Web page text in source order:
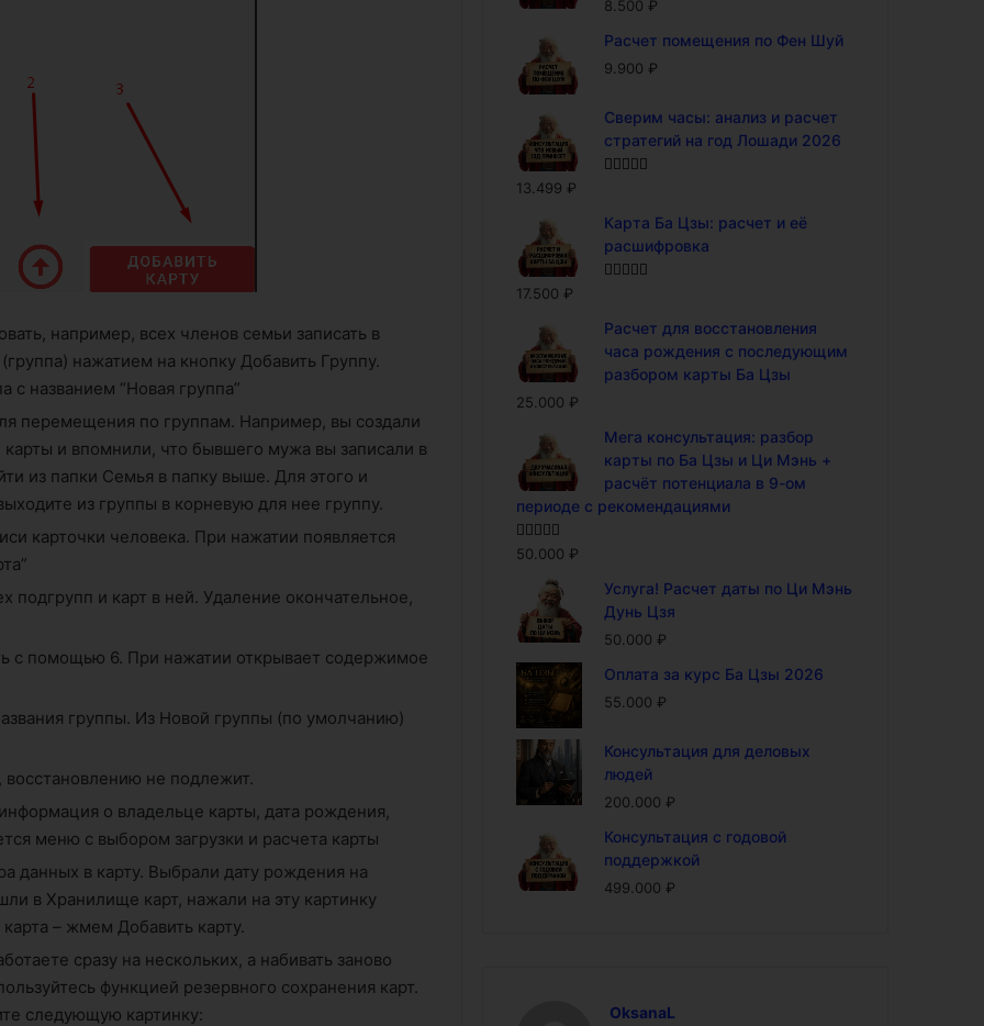
например, всех членов семьи записать в
нажатием на кнопку Добавить Группу.
с названием “Новая группа”
перемещения по группам. Например, вы создали
и впомнили, что бывшего мужа вы записали в
из папки Семья в папку выше. Для этого и
из группы в корневую для нее группу.
карточки человека. При нажатии появляется
подгрупп и карт в ней. Удаление окончательное,
с помощью 6. При нажатии открывает содержимое
группы. Из Новой группы (по умолчанию)
восстановлению не подлежит.
о владельце карты, дата рождения,
меню с выбором загрузки и расчета карты
данных в карту. Выбрали дату рождения на
в Хранилище карт, нажали на эту картинку
– жмем Добавить карту.
сразу на нескольких, а набивать заново
функцией резервного сохранения карт.
следующую картинку:
8.500 ₽
Расчет помещения по Фен Шуй
9.900 ₽
Сверим часы: анализ и расчет
стратегий на год Лошади 2026
13.499 ₽
Карта Ба Цзы: расчет и её
расшифровка
17.500 ₽
Расчет для восстановления
часа рождения с последующим
разбором карты Ба Цзы
25.000 ₽
Мега консультация: разбор
карты по Ба Цзы и Ци Мэнь +
расчёт потенциала в 9-ом
периоде с рекомендациями
Оценка 5.00
50.000 ₽
Услуга! Расчет даты по Ци Мэнь
Дунь Цзя
50.000 ₽
Оплата за курс Ба Цзы 2026
55.000 ₽
Консультация для деловых
людей
200.000 ₽
Консультация с годовой
поддержкой
499.000 ₽
OksanaL